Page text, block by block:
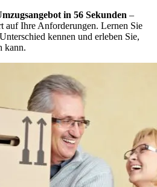
in 56 Sekunden –
auf Ihre Anforderungen. Lernen Sie
kennen und erleben Sie,
kann.